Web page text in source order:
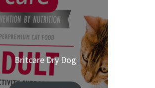
Britcare Dry Dog